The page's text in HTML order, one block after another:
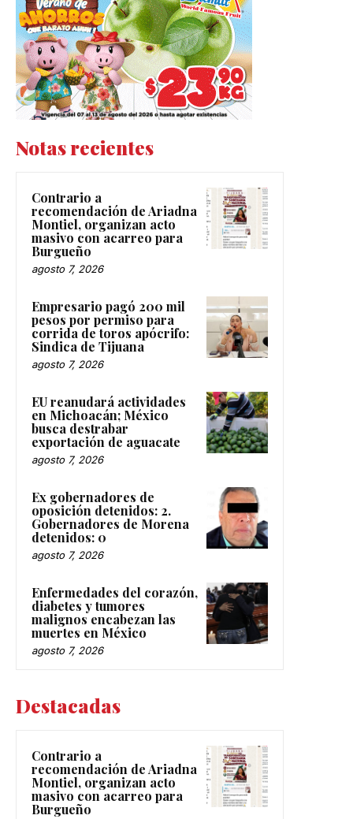
Notas recientes
Contrario a
recomendación de Ariadna
Montiel, organizan acto
masivo con acarreo para
Burgueño
agosto 7, 2026
Empresario pagó 200 mil
pesos por permiso para
corrida de toros apócrifo:
Sindica de Tijuana
agosto 7, 2026
EU reanudará actividades
en Michoacán; México
busca destrabar
exportación de aguacate
agosto 7, 2026
Ex gobernadores de
oposición detenidos: 2.
Gobernadores de Morena
detenidos: 0
agosto 7, 2026
Enfermedades del corazón,
diabetes y tumores
malignos encabezan las
muertes en México
agosto 7, 2026
Destacadas
Contrario a
recomendación de Ariadna
Montiel, organizan acto
masivo con acarreo para
Burgueño